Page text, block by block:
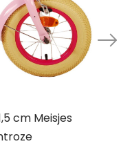
cm Meisjes